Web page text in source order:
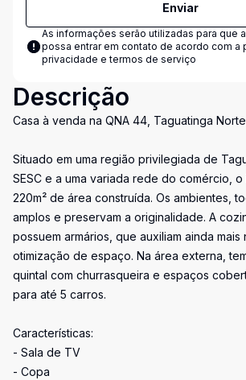
Enviar
As informações serão utilizadas para que
possa entrar em contato de acordo com a
privacidade e termos de serviço
Descrição
Casa à venda na QNA 44, Taguatinga
Situado em uma região privilegiada de
SESC e a uma variada rede do comércio,
220m² de área construída. Os ambientes,
amplos e preservam a originalidade. A
possuem armários, que auxiliam ainda
otimização de espaço. Na área externa,
quintal com churrasqueira e espaços
para até 5 carros.
Características:
- Sala de TV
- Copa